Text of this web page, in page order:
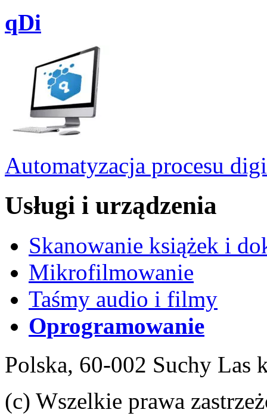
qDi
Automatyzacja procesu
Usługi i urządzenia
Skanowanie książek i
Mikrofilmowanie
Taśmy audio i filmy
Oprogramowanie
Polska, 60-002 Suchy Las
(c) Wszelkie prawa